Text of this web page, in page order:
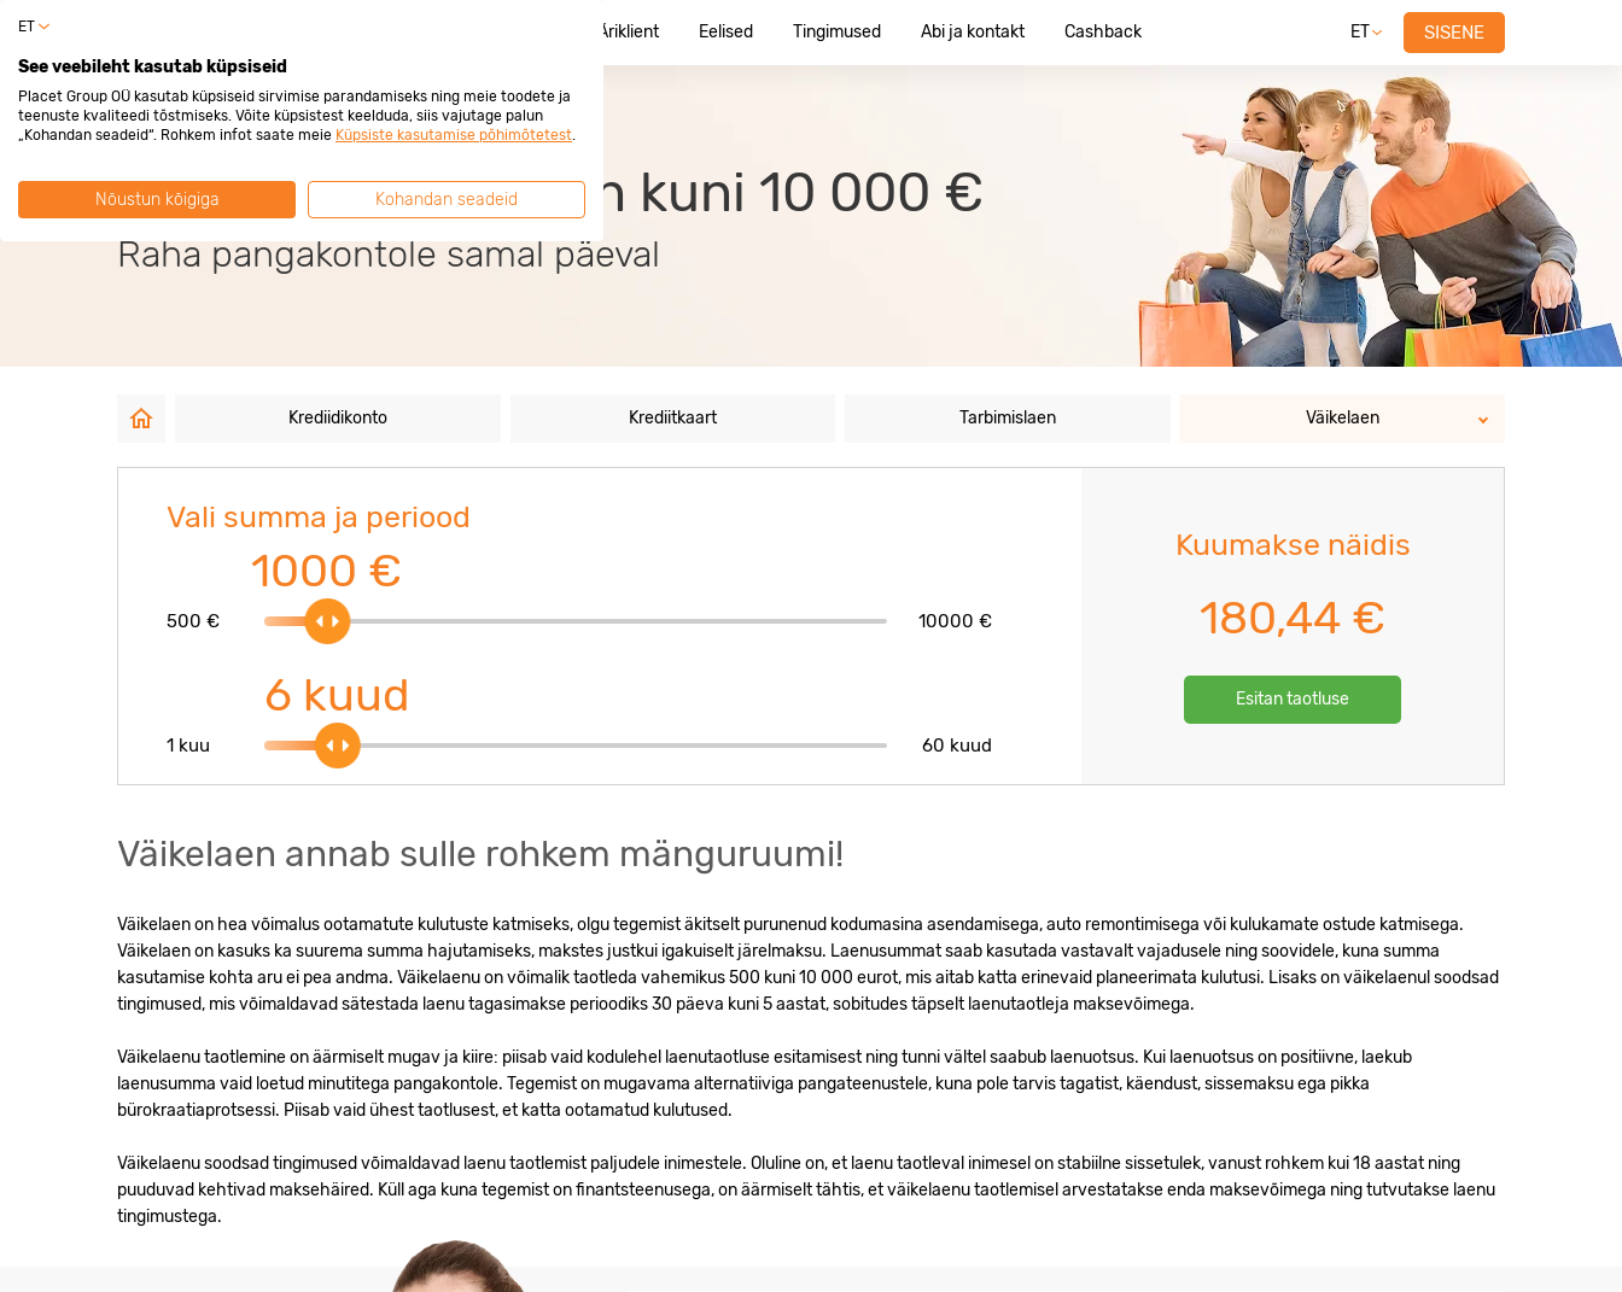
Äriklient Eelised Tingimused Abi ja kontakt Cashback ET SISENE
Tagatiseta väikelaen kuni 10 000 €
Raha pangakontole samal päeval
Krediidikonto Krediitkaart Tarbimislaen Väikelaen
Vali summa ja periood
500 € 10000 €
1000 €
1 kuu 60 kuud
6 kuud
Kuumakse näidis
180,44 €
Esitan taotluse
Väikelaen annab sulle rohkem mänguruumi!
Väikelaen on hea võimalus ootamatute kulutuste katmiseks, olgu tegemist äkitselt purunenud kodumasina asendamisega, auto remontimisega või kulukamate ostude katmisega.
Väikelaen on kasuks ka suurema summa hajutamiseks, makstes justkui igakuiselt järelmaksu. Laenusummat saab kasutada vastavalt vajadusele ning soovidele, kuna summa
kasutamise kohta aru ei pea andma. Väikelaenu on võimalik taotleda vahemikus 500 kuni 10 000 eurot, mis aitab katta erinevaid planeerimata kulutusi. Lisaks on väikelaenul soodsad
tingimused, mis võimaldavad sätestada laenu tagasimakse perioodiks 30 päeva kuni 5 aastat, sobitudes täpselt laenutaotleja maksevõimega.
Väikelaenu taotlemine on äärmiselt mugav ja kiire: piisab vaid kodulehel laenutaotluse esitamisest ning tunni vältel saabub laenuotsus. Kui laenuotsus on positiivne, laekub
laenusumma vaid loetud minutitega pangakontole. Tegemist on mugavama alternatiiviga pangateenustele, kuna pole tarvis tagatist, käendust, sissemaksu ega pikka
bürokraatiaprotsessi. Piisab vaid ühest taotlusest, et katta ootamatud kulutused.
Väikelaenu soodsad tingimused võimaldavad laenu taotlemist paljudele inimestele. Oluline on, et laenu taotleval inimesel on stabiilne sissetulek, vanust rohkem kui 18 aastat ning
puuduvad kehtivad maksehäired. Küll aga kuna tegemist on finantsteenusega, on äärmiselt tähtis, et väikelaenu taotlemisel arvestatakse enda maksevõimega ning tutvutakse laenu
tingimustega.
ET
See veebileht kasutab küpsiseid
Placet Group OÜ kasutab küpsiseid sirvimise parandamiseks ning meie toodete ja
teenuste kvaliteedi tõstmiseks. Võite küpsistest keelduda, siis vajutage palun
„Kohandan seadeid“. Rohkem infot saate meie Küpsiste kasutamise põhimõtetest.
Nõustun kõigiga Kohandan seadeid